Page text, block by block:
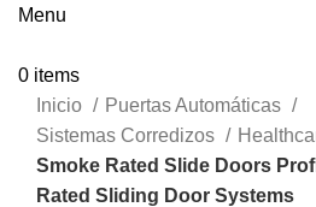
Menu
0 items
Inicio
Puertas Automáticas
Sistemas Corredizos
Smoke Rated Slide Doors
Rated Sliding Door Systems